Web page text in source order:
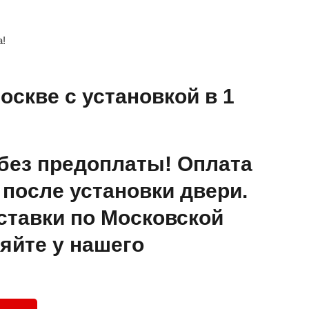
с установкой в 1
предоплаты! Оплата
установки двери.
по Московской
у нашего